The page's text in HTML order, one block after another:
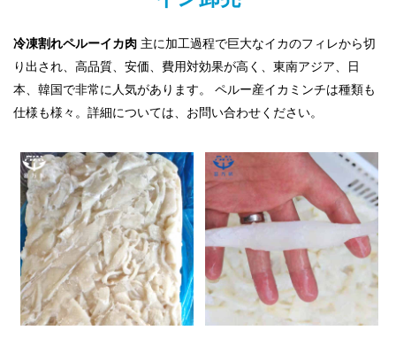
冷凍割れペルーイカ肉 主に加工過程で巨大なイカのフィレから切
り出され、高品質、安価、費用対効果が高く、東南アジア、日
本、韓国で非常に人気があります。 ペルー産イカミンチは種類も
仕様も様々。詳細については、お問い合わせください。